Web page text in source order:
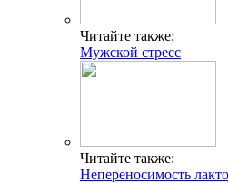
Читайте также:
Мужской стресс
Читайте также:
Непереносимость